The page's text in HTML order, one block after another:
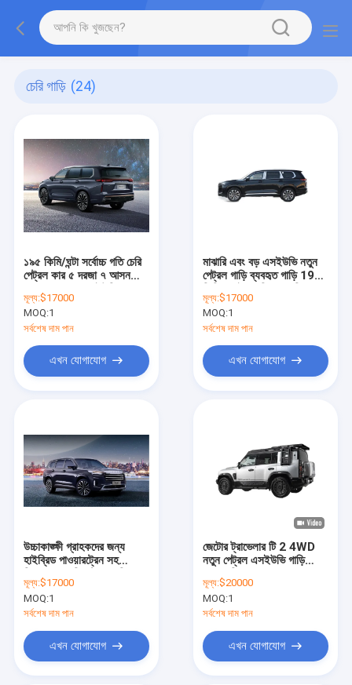
চেরি গাড়ি (24)
১৯৫ কিমি/ঘন্টা সর্বোচ্চ গতি চেরি
পেট্রল কার ৫ দরজা ৭ আসন
মূল্য:$17000
MOQ:1
সর্বশেষ দাম পান
এখন যোগাযোগ
মাঝারি এবং বড় এসইউভি নতুন
পেট্রল গাড়ি ব্যবহৃত গাড়ি 195
এসইউভি
মূল্য:$17000
MOQ:1
সর্বশেষ দাম পান
এখন যোগাযোগ
উচ্চাকাঙ্ক্ষী গ্রাহকদের জন্য
হাইব্রিড পাওয়ারট্রেন সহ
এসইউভি এক্সইইডি ভিএক্স
মূল্য:$17000
MOQ:1
সর্বশেষ দাম পান
এখন যোগাযোগ
জেটোর ট্রাভেলার টি 2 4WD
নতুন পেট্রল এসইউভি গাড়ি
মূল্য:$20000
MOQ:1
সর্বশেষ দাম পান
এখন যোগাযোগ